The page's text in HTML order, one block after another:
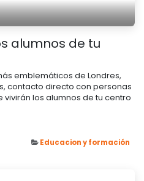
alumnos de tu
emblemáticos de Londres,
contacto directo con personas
vivirán los alumnos de tu centro
Educacion y formación